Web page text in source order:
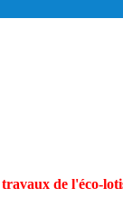
de l'éco-